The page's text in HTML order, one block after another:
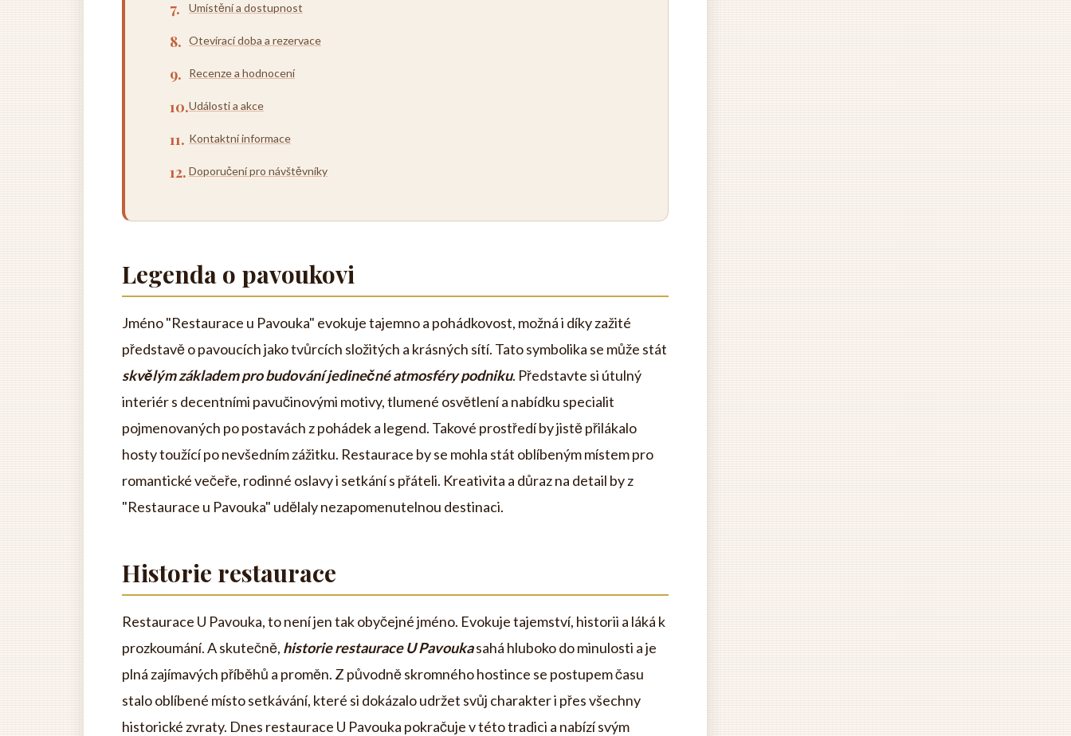
Umístění a dostupnost
Otevírací doba a rezervace
Recenze a hodnocení
Události a akce
Kontaktní informace
Doporučení pro návštěvníky
Legenda o pavoukovi
Jméno "Restaurace u Pavouka" evokuje tajemno a pohádkovost, možná i díky zažité
představě o pavoucích jako tvůrcích složitých a krásných sítí. Tato symbolika se může stát
skvělým základem pro budování jedinečné atmosféry podniku. Představte si útulný
interiér s decentními pavučinovými motivy, tlumené osvětlení a nabídku specialit
pojmenovaných po postavách z pohádek a legend. Takové prostředí by jistě přilákalo
hosty toužící po nevšedním zážitku. Restaurace by se mohla stát oblíbeným místem pro
romantické večeře, rodinné oslavy i setkání s přáteli. Kreativita a důraz na detail by z
"Restaurace u Pavouka" udělaly nezapomenutelnou destinaci.
Historie restaurace
Restaurace U Pavouka, to není jen tak obyčejné jméno. Evokuje tajemství, historii a láká k
prozkoumání. A skutečně, historie restaurace U Pavoukasahá hluboko do minulosti a je
plná zajímavých příběhů a proměn. Z původně skromného hostince se postupem času
stalo oblíbené místo setkávání, které si dokázalo udržet svůj charakter i přes všechny
historické zvraty. Dnes restaurace U Pavouka pokračuje v této tradici a nabízí svým